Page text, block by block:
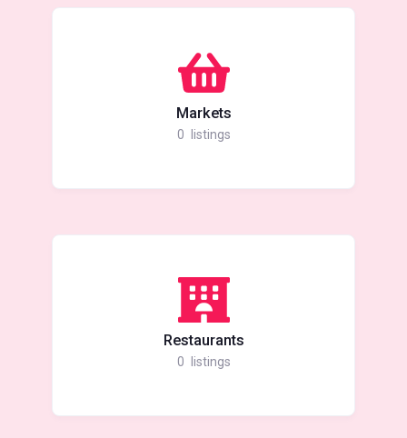
Markets
0 listings
Restaurants
0 listings